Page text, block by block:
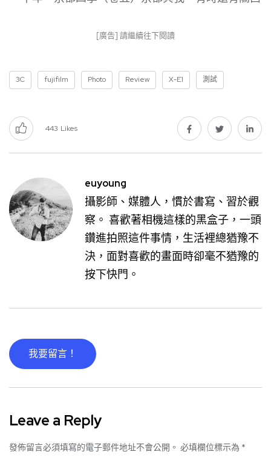
[廣告] 請繼續往下閱讀
3C fujifilm Photo Review X-E1 測試
443 Likes
euyoung
攝影師、媒體人，慣於書寫、習於觀
察。 喜歡著相機這樣的黑盒子，一頭
鑽進拍照這件事情，生活裡總猶豫不
決，面對喜歡的畫面時卻毫不猶豫的
按下快門。
我要留言！
Leave a Reply
發佈留言必須填寫的電子郵件地址不會公開。 必填欄位標示為 *